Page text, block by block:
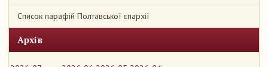
Список парафій Полтавської єпархії
Архів